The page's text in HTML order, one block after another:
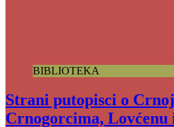
BIBLIOTEKA
Strani putopisci o
Crnogorcima,